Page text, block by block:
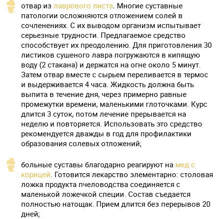
отвар излаврового листа. Многие суставные
патологии осложняются отложением солей в
сочленениях. С их выводом организм испытывает
серьезные трудности. Предлагаемое средство
способствует их преодолению. Для приготовления 30
листиков сушеного лавра погружаются в кипящую
воду (2 стакана) и держатся на огне около 5 минут.
Затем отвар вместе с сырьем переливается в термос
и выдерживается 4 часа. Жидкость должна быть
выпита в течение дня, через примерно равные
промежутки времени, маленькими глоточками. Курс
длится 3 суток, потом лечение прерывается на
неделю и повторяется. Использовать это средство
рекомендуется дважды в год для профилактики
образования солевых отложений;
больные суставы благодарно реагируют на мед с
корицей. Готовится лекарство элементарно: столовая
ложка продукта пчеловодства соединяется с
маленькой ложечкой специи. Состав съедается
полностью натощак. Прием длится без перерывов 20
дней;